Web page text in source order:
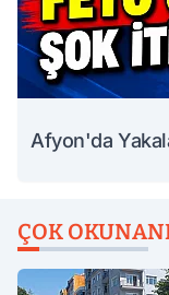
Afyon'da
ÇOK